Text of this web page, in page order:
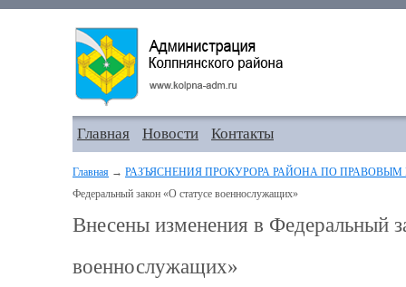
Главная Новости Контакты
Главная → РАЗЪЯСНЕНИЯ ПРОКУРОРА РАЙОНА ПО
Федеральный закон «О статусе военнослужащих»
Внесены изменения в Федеральный
военнослужащих»